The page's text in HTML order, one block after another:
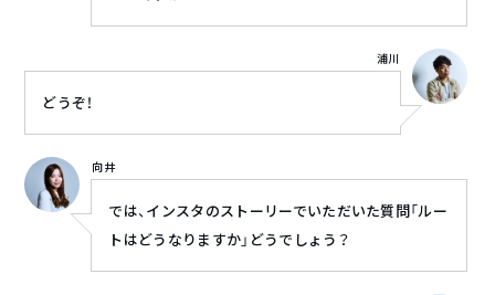
どうぞ！
浦川
向井
では、インスタのストーリーでいただいた質問「ルー
トはどうなりますか」どうでしょう？